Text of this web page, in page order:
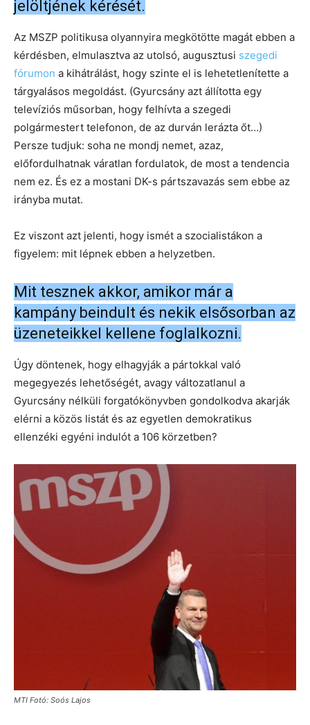
jelöltjének kérését.
Az MSZP politikusa olyannyira megkötötte magát ebben a
kérdésben, elmulasztva az utolsó, augusztusi szegedi
fórumon a kihátrálást, hogy szinte el is lehetetlenítette a
tárgyalásos megoldást. (Gyurcsány azt állította egy
televíziós műsorban, hogy felhívta a szegedi
polgármestert telefonon, de az durván lerázta őt…)
Persze tudjuk: soha ne mondj nemet, azaz,
előfordulhatnak váratlan fordulatok, de most a tendencia
nem ez. És ez a mostani DK-s pártszavazás sem ebbe az
irányba mutat.
Ez viszont azt jelenti, hogy ismét a szocialistákon a
figyelem: mit lépnek ebben a helyzetben.
Mit tesznek akkor, amikor már a
kampány beindult és nekik elsősorban az
üzeneteikkel kellene foglalkozni.
Úgy döntenek, hogy elhagyják a pártokkal való
megegyezés lehetőségét, avagy változatlanul a
Gyurcsány nélküli forgatókönyvben gondolkodva akarják
elérni a közös listát és az egyetlen demokratikus
ellenzéki egyéni indulót a 106 körzetben?
MTI Fotó: Soós Lajos